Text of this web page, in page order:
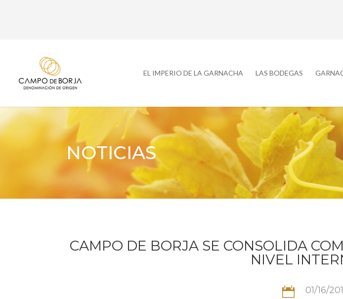
EL IMPERIO DE LA GARNACHA LAS BODEGAS
NOTICIAS
CAMPO DE BORJA SE CONSOLIDA
NIVEL
 01/16/